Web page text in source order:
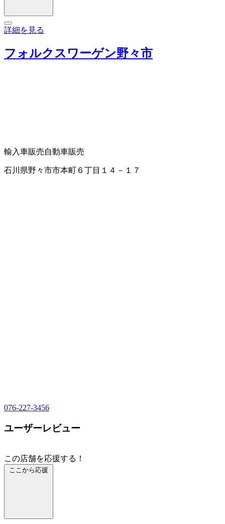
詳細を見る
フォルクスワーゲン野々市
輸入車販売自動車販売
石川県野々市市本町６丁目１４－１７
076-227-3456
ユーザーレビュー
この店舗を応援する！
ここから応援